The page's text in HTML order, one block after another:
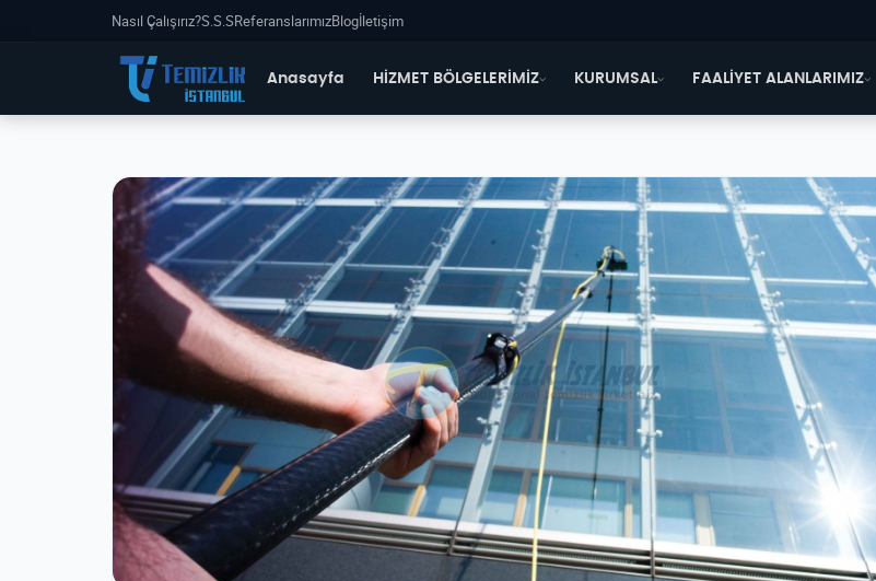
Nasıl Çalışırız?S.S.SReferanslarımızBlogİletişim
Anasayfa HİZMET BÖLGELERİMİZ KURUMSAL FAALİYET ALANLARIMIZ